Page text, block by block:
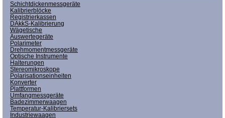
Schichtdickenmessgeräte
Kalibrierblöcke
Registrierkassen
DAkkS-Kalibrierung
Wägetische
Auswertegeräte
Polarimeter
Drehmomentmessgeräte
Optische Instrumente
Halterungen
Stereomikroskope
Polarisationseinheiten
Konverter
Plattformen
Umfangmessgeräte
Badezimmerwaagen
Temperatur-Kalibriersets
Industriewaagen